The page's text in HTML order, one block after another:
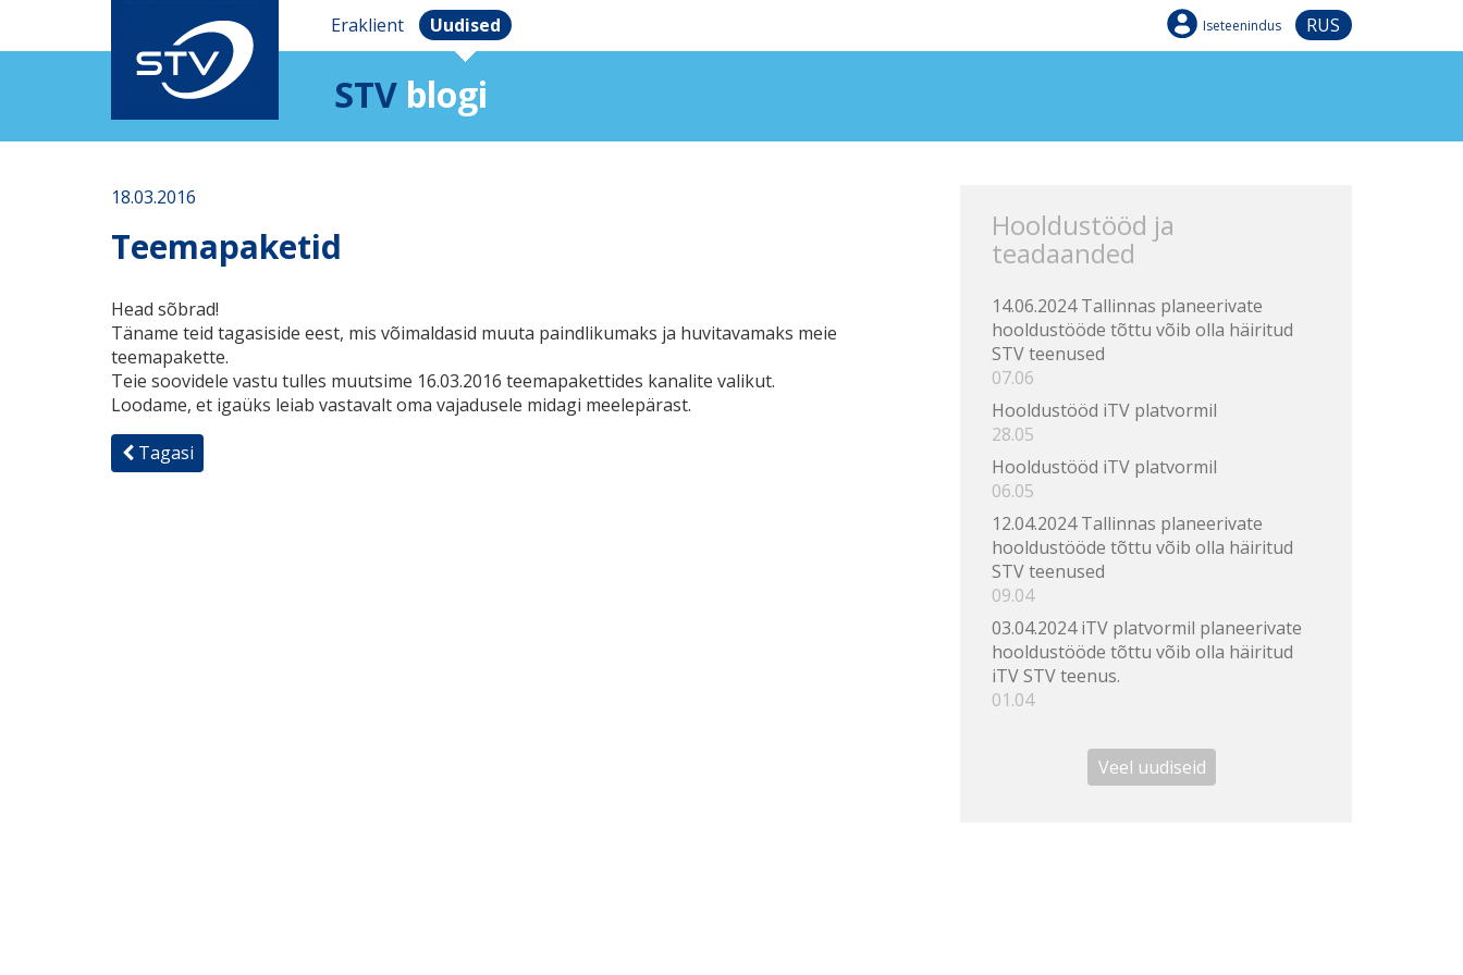
Eraklient Uudised Iseteenindus RUS
STV blogi
18.03.2016
Teemapaketid
Head sõbrad!
Täname teid tagasiside eest, mis võimaldasid muuta paindlikumaks ja huvitavamaks meie
teemapakette.
Teie soovidele vastu tulles muutsime 16.03.2016 teemapakettides kanalite valikut.
Loodame, et igaüks leiab vastavalt oma vajadusele midagi meelepärast.
Tagasi
Hooldustööd ja
teadaanded
14.06.2024 Tallinnas planeerivate
hooldustööde tõttu võib olla häiritud
STV teenused
07.06
Hooldustööd iTV platvormil
28.05
Hooldustööd iTV platvormil
06.05
12.04.2024 Tallinnas planeerivate
hooldustööde tõttu võib olla häiritud
STV teenused
09.04
03.04.2024 iTV platvormil planeerivate
hooldustööde tõttu võib olla häiritud
iTV STV teenus.
01.04
Veel uudiseid